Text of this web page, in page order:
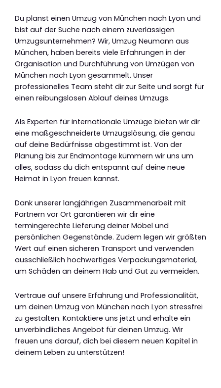
Du planst einen Umzug von München nach Lyon und
bist auf der Suche nach einem zuverlässigen
Umzugsunternehmen? Wir, Umzug Neumann aus
München, haben bereits viele Erfahrungen in der
Organisation und Durchführung von Umzügen von
München nach Lyon gesammelt. Unser
professionelles Team steht dir zur Seite und sorgt für
einen reibungslosen Ablauf deines Umzugs.
Als Experten für internationale Umzüge bieten wir dir
eine maßgeschneiderte Umzugslösung, die genau
auf deine Bedürfnisse abgestimmt ist. Von der
Planung bis zur Endmontage kümmern wir uns um
alles, sodass du dich entspannt auf deine neue
Heimat in Lyon freuen kannst.
Dank unserer langjährigen Zusammenarbeit mit
Partnern vor Ort garantieren wir dir eine
termingerechte Lieferung deiner Möbel und
persönlichen Gegenstände. Zudem legen wir größten
Wert auf einen sicheren Transport und verwenden
ausschließlich hochwertiges Verpackungsmaterial,
um Schäden an deinem Hab und Gut zu vermeiden.
Vertraue auf unsere Erfahrung und Professionalität,
um deinen Umzug von München nach Lyon stressfrei
zu gestalten. Kontaktiere uns jetzt und erhalte ein
unverbindliches Angebot für deinen Umzug. Wir
freuen uns darauf, dich bei diesem neuen Kapitel in
deinem Leben zu unterstützen!